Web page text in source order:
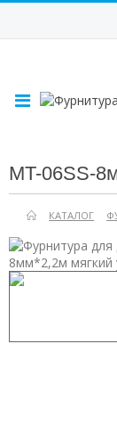
MT-06SS-
КАТАЛОГ